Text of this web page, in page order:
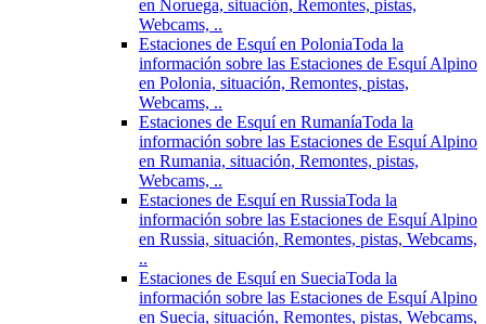
en Noruega, situación, Remontes, pistas,
Webcams, ..
Estaciones de Esquí en PoloniaToda la
información sobre las Estaciones de Esquí Alpino
en Polonia, situación, Remontes, pistas,
Webcams, ..
Estaciones de Esquí en RumaníaToda la
información sobre las Estaciones de Esquí Alpino
en Rumania, situación, Remontes, pistas,
Webcams, ..
Estaciones de Esquí en RussiaToda la
información sobre las Estaciones de Esquí Alpino
en Russia, situación, Remontes, pistas, Webcams,
..
Estaciones de Esquí en SueciaToda la
información sobre las Estaciones de Esquí Alpino
en Suecia, situación, Remontes, pistas, Webcams,